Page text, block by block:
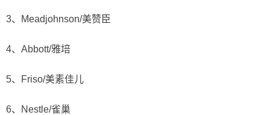
3、Meadjohnson/美赞臣
4、Abbott/雅培
5、Friso/美素佳儿
6、Nestle/雀巢